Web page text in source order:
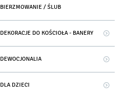
BIERZMOWANIE / ŚLUB
DEKORACJE DO KOŚCIOŁA - BANERY
DEWOCJONALIA
DLA DZIECI